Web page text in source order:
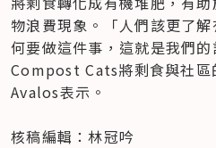
物浪費現象。「人們該更了
何要做這件事，這就是我們的
Compost Cats將剩食與社區
Avalos表示。
核稿編輯：林冠吟